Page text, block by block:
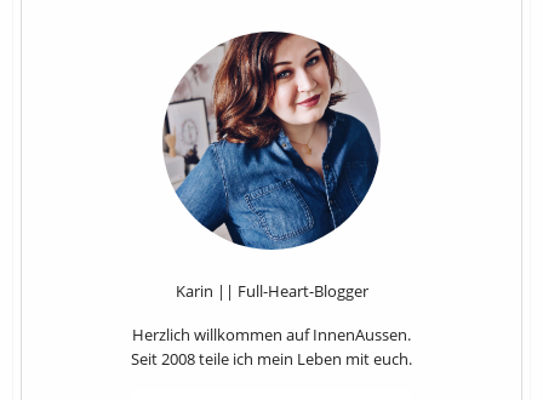
Karin || Full-Heart-Blogger
Herzlich willkommen auf InnenAussen.
Seit 2008 teile ich mein Leben mit euch.